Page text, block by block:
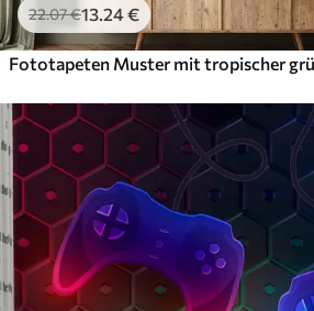
22.07€13.24€